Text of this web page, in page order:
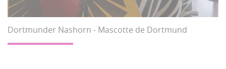
Dortmunder Nashorn - Mascotte de Dortmund